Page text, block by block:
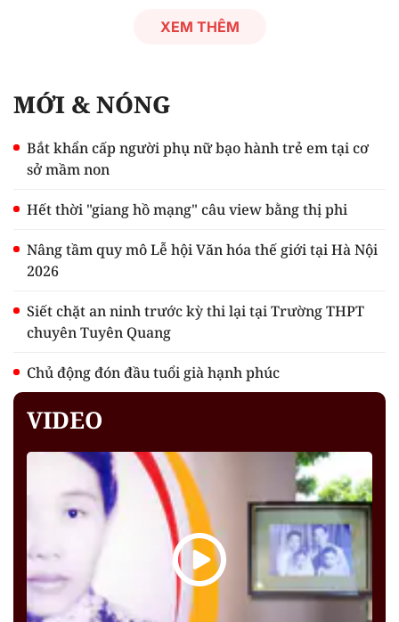
XEM THÊM
MỚI & NÓNG
Bắt khẩn cấp người phụ nữ bạo hành trẻ em tại cơ
sở mầm non
Hết thời "giang hồ mạng" câu view bằng thị phi
Nâng tầm quy mô Lễ hội Văn hóa thế giới tại Hà Nội
2026
Siết chặt an ninh trước kỳ thi lại tại Trường THPT
chuyên Tuyên Quang
Chủ động đón đầu tuổi già hạnh phúc
VIDEO